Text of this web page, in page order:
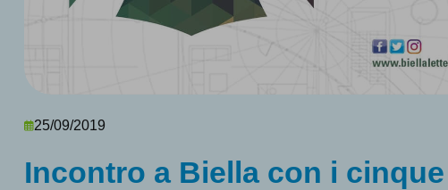
25/09/2019
Incontro a Biella con i